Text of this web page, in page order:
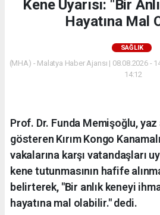
Kene Uyarısı: "Bir
Hayatına Mal
SAĞLIK
(MHA) - Malatya Haber Ajansı | 08.08.2026 -
14:12
Prof. Dr. Funda Memişoğlu, yaz
gösteren Kırım Kongo
vakalarına karşı vatandaşları
kene tutunmasının hafife
belirterek, "Bir anlık keneyi
hayatına mal olabilir." dedi.